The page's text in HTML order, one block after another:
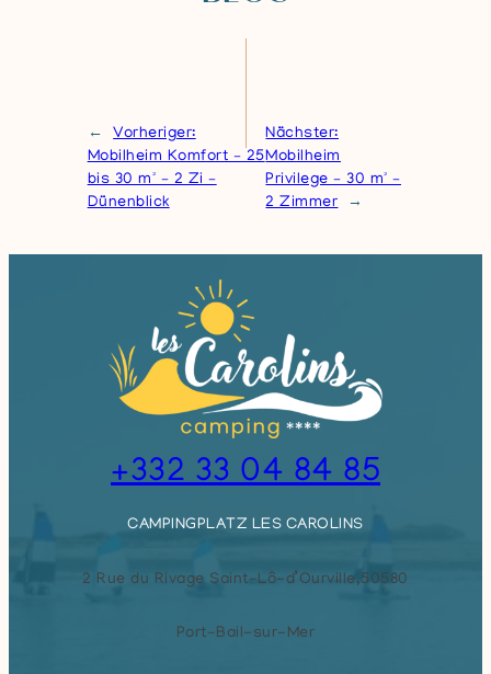
←
Vorheriger:
Mobilheim Komfort – 25
bis 30 m² – 2 Zi –
Dünenblick
Nächster:
Mobilheim
Privilege – 30 m² –
2 Zimmer
→
+332 33 04 84 85
CAMPINGPLATZ LES CAROLINS
2 Rue du Rivage Saint-Lô-d’Ourville,50580
Port-Bail-sur-Mer